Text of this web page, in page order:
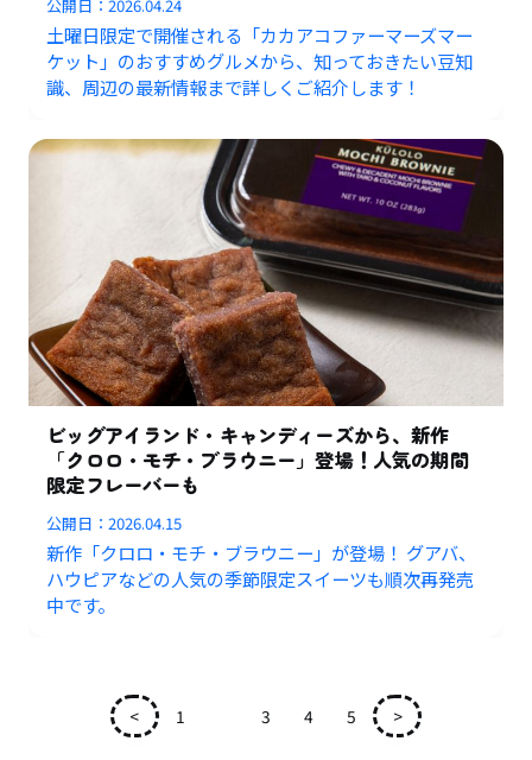
公開日：2026.04.24
土曜日限定で開催される「カカアコファーマーズマー
ケット」のおすすめグルメから、知っておきたい豆知
識、周辺の最新情報まで詳しくご紹介します！
ビッグアイランド・キャンディーズから、新作
「クロロ・モチ・ブラウニー」登場！人気の期間
限定フレーバーも
公開日：2026.04.15
新作「クロロ・モチ・ブラウニー」が登場！ グアバ、
ハウピアなどの人気の季節限定スイーツも順次再発売
中です。
< 1 3 4 5 >